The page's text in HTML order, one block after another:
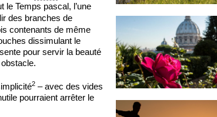
le Temps pascal, l’une
des branches de
contenants de même
dissimulant le
pour servir la beauté
2 – avec des vides
pourraient arrêter le